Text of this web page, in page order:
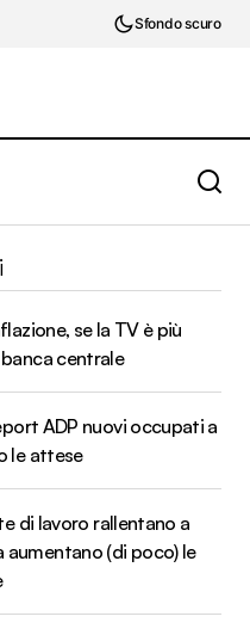
Sfondo scuro
se la TV è più
centrale
ADP nuovi occupati a
le attese
di lavoro rallentano a
aumentano (di poco) le